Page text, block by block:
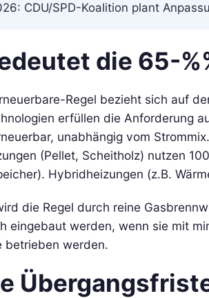
CDU/SPD-Koalition plant
die 65-
Regel bezieht sich auf
erfüllen die Anforderung
unabhängig vom
(Pellet, Scheitholz) nutzen
Hybridheizungen (z.B.
die Regel durch reine
eingebaut werden, wenn sie mit
betrieben werden.